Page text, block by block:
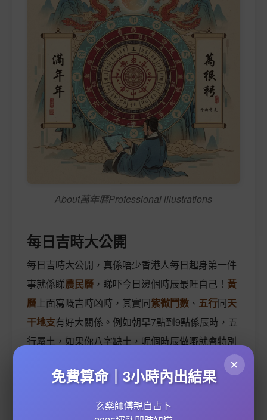
About萬年曆Professional illustrations
每日吉時大公開
每日吉時大公開，真係唔少香港人每日起身第一件
事就係睇農民曆 ，睇吓今日邊個時辰最旺自己！ 黃
曆 上面寫嘅吉時凶時，其實同紫微鬥數 、 五行同天
干地支有好大關係。例如朝早7點到9點係辰時，五
行屬土，如果你八字缺土，呢個時辰做嘢就會特別
開市吉
或者補財庫。
，真係要識分！例如
×
免費算命｜3小時內出結果
玄燊師傅親自占卜